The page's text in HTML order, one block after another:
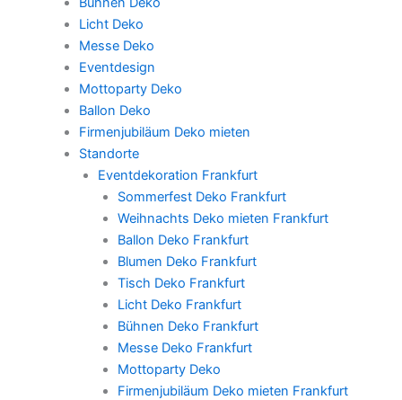
Licht Deko
Messe Deko
Eventdesign
Mottoparty Deko
Ballon Deko
Firmenjubiläum Deko mieten
Standorte
Eventdekoration Frankfurt
Sommerfest Deko Frankfurt
Weihnachts Deko mieten Frankfurt
Ballon Deko Frankfurt
Blumen Deko Frankfurt
Tisch Deko Frankfurt
Licht Deko Frankfurt
Bühnen Deko Frankfurt
Messe Deko Frankfurt
Mottoparty Deko
Firmenjubiläum Deko mieten Frankfurt